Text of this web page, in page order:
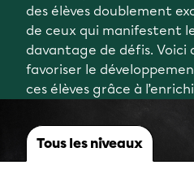
des élèves doublement
de ceux qui manifestent
davantage de défis. Voici
favoriser le
ces élèves grâce à
Tous les niveaux